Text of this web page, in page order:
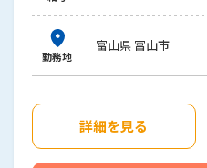
勤務地
富山県 富山市
詳細を見る